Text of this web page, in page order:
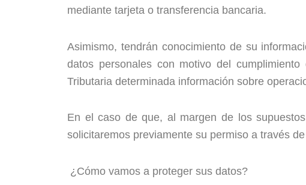
mediante tarjeta o transferencia bancaria.
Asimismo, tendrán conocimiento de su
datos personales con motivo del
Tributaria determinada información sobre
En el caso de que, al margen de los
solicitaremos previamente su permiso a través
¿Cómo vamos a proteger sus datos?